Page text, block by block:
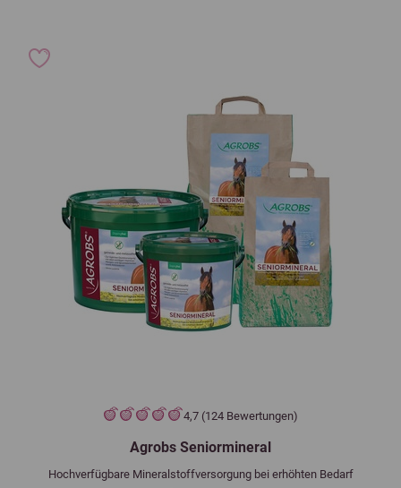
4,7 (124 Bewertungen)
Agrobs Seniormineral
Hochverfügbare Mineralstoffversorgung bei erhöhten Bedarf